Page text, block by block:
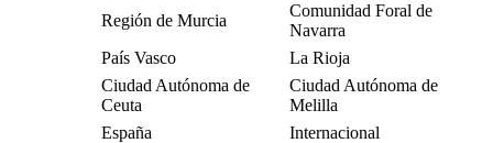
Región de Murcia
Comunidad Foral de
Navarra
País Vasco
La Rioja
Ciudad Autónoma de
Ceuta
Ciudad Autónoma de
Melilla
España
Internacional